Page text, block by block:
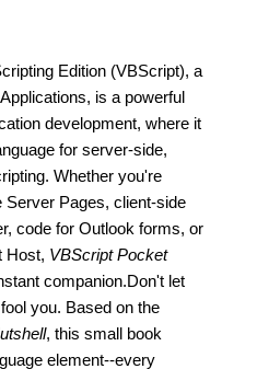
Edition (VBScript), a
is a powerful
development, where it
for server-side,
Whether you're
Server Pages, client-side
code for Outlook forms, or
Host, VBScript Pocket
companion.Don't let
you. Based on the
, this small book
element--every